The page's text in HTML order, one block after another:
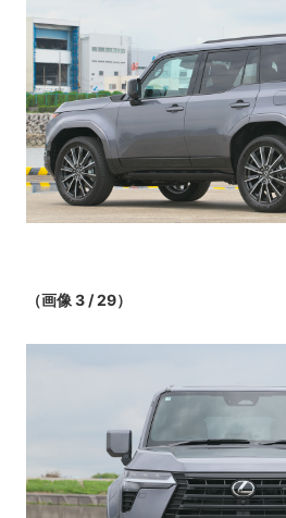
（画像 3 / 29）